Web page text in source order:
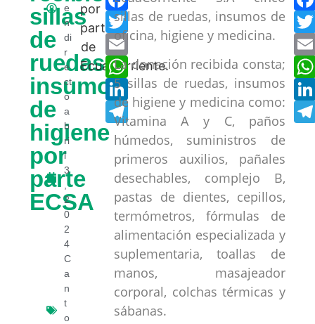
sillas
de
ruedas,
insumos
de
higiene
por
parte
ECSA
e
n
di
r
e
ct
o
a
b
ri
l
3
2
0
2
4
C
a
n
t
o
Twitter
Email
WhatsApp
LinkedIn
Telegram
sillas de ruedas, insumos de
oficina, higiene y medicina.
La donación recibida consta;
5 sillas de ruedas, insumos
de higiene y medicina como:
Vitamina A y C, paños
húmedos, suministros de
primeros auxilios, pañales
desechables, complejo B,
pastas de dientes, cepillos,
termómetros, fórmulas de
alimentación especializada y
suplementaria, toallas de
manos, masajeador
corporal, colchas térmicas y
sábanas.